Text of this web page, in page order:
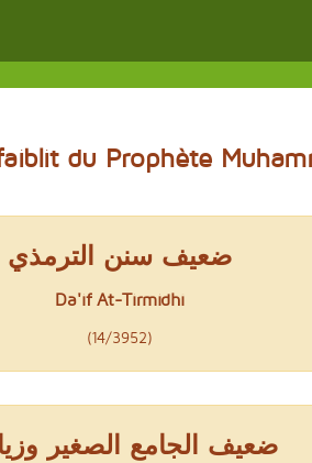
ضعيف سنن الترمذي
Da'if At-Tirmidhî
(14/3952)
ضعيف الجامع الصغير